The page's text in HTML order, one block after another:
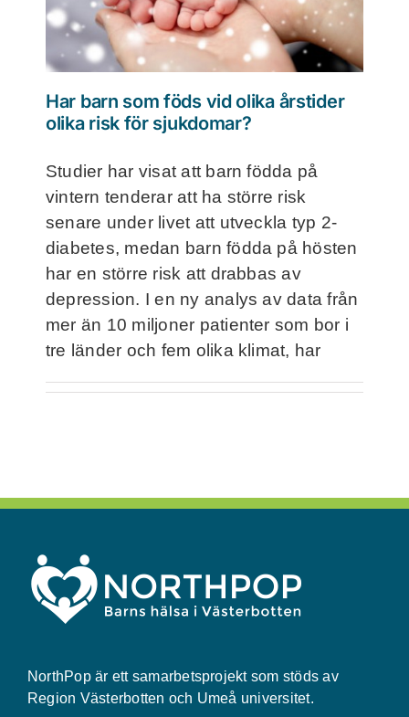
Frågor och svar
Kontakt
NorthMom
Har barn som föds vid olika årstider
olika risk för sjukdomar?
Studier har visat att barn födda på
vintern tenderar att ha större risk
senare under livet att utveckla typ 2-
diabetes, medan barn födda på hösten
har en större risk att drabbas av
depression. I en ny analys av data från
mer än 10 miljoner patienter som bor i
tre länder och fem olika klimat, har
NorthPop är ett samarbetsprojekt som stöds av
Region Västerbotten och Umeå universitet.